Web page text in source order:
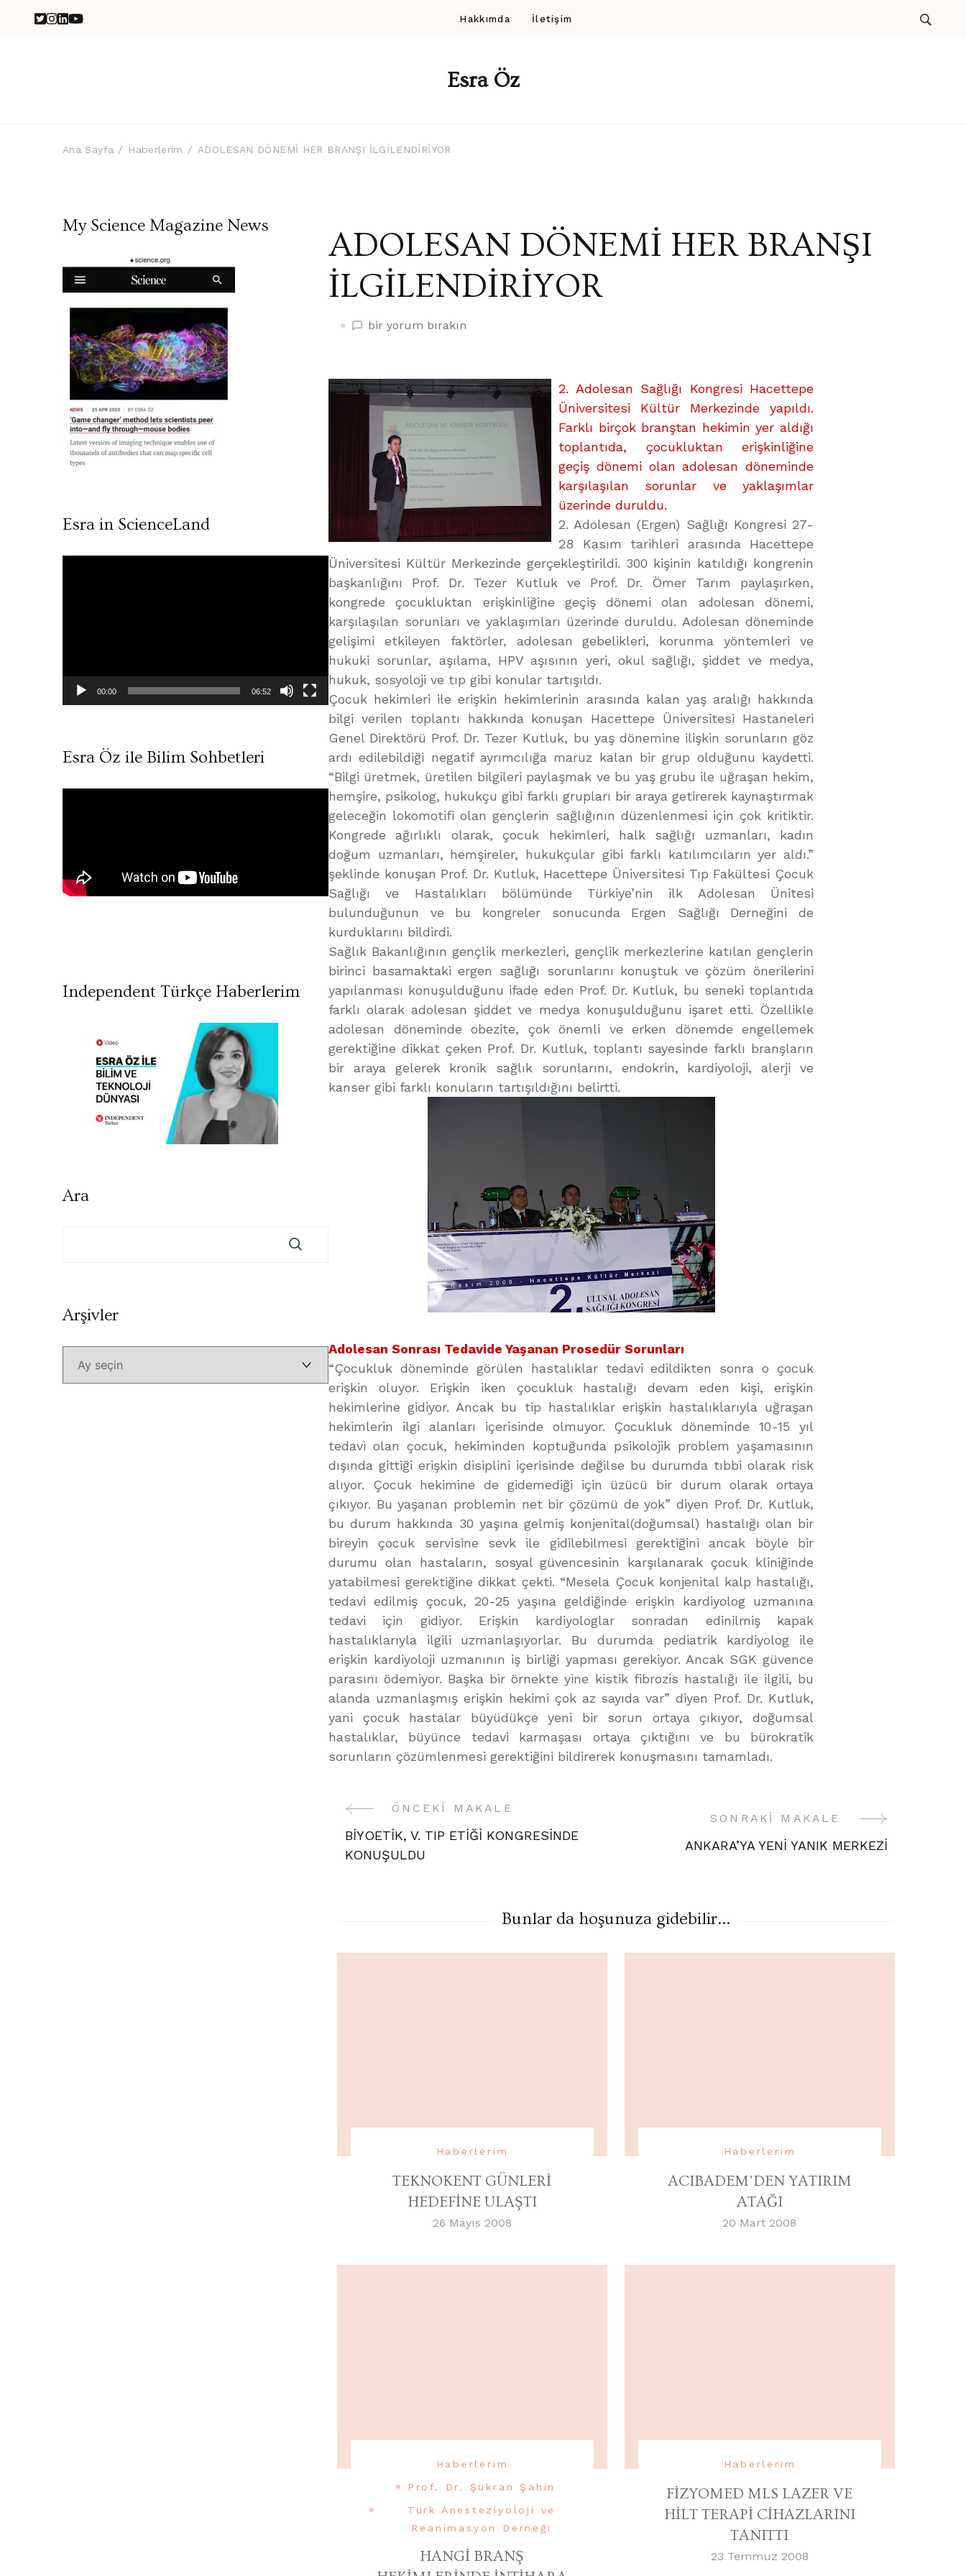
Hakkımda İletişim
Esra Öz
Ana Sayfa Haberlerim ADOLESAN DÖNEMİ HER BRANŞI İLGİLENDİRİYOR
ADOLESAN DÖNEMİ HER BRANŞI
İLGİLENDİRİYOR
ADOLESAN
BRANŞI
İLGİLENDİRİYOR
üzerine
bir yorum bırakın
2. Adolesan Sağlığı Kongresi Hacettepe
Üniversitesi Kültür Merkezinde yapıldı.
Farklı birçok branştan hekimin yer aldığı
toplantıda, çocukluktan erişkinliğine
geçiş dönemi olan adolesan döneminde
karşılaşılan sorunlar ve yaklaşımlar
üzerinde duruldu.
2. Adolesan (Ergen) Sağlığı Kongresi 27-
28 Kasım tarihleri arasında Hacettepe
Üniversitesi Kültür Merkezinde gerçekleştirildi. 300 kişinin katıldığı kongrenin
başkanlığını Prof. Dr. Tezer Kutluk ve Prof. Dr. Ömer Tarım paylaşırken,
kongrede çocukluktan erişkinliğine geçiş dönemi olan adolesan dönemi,
karşılaşılan sorunları ve yaklaşımları üzerinde duruldu. Adolesan döneminde
gelişimi etkileyen faktörler, adolesan gebelikleri, korunma yöntemleri ve
hukuki sorunlar, aşılama, HPV aşısının yeri, okul sağlığı, şiddet ve medya,
hukuk, sosyoloji ve tıp gibi konular tartışıldı.
Çocuk hekimleri ile erişkin hekimlerinin arasında kalan yaş aralığı hakkında
bilgi verilen toplantı hakkında konuşan Hacettepe Üniversitesi Hastaneleri
Genel Direktörü Prof. Dr. Tezer Kutluk, bu yaş dönemine ilişkin sorunların göz
ardı edilebildiği negatif ayrımcılığa maruz kalan bir grup olduğunu kaydetti.
“Bilgi üretmek, üretilen bilgileri paylaşmak ve bu yaş grubu ile uğraşan hekim,
hemşire, psikolog, hukukçu gibi farklı grupları bir araya getirerek kaynaştırmak
geleceğin lokomotifi olan gençlerin sağlığının düzenlenmesi için çok kritiktir.
Kongrede ağırlıklı olarak, çocuk hekimleri, halk sağlığı uzmanları, kadın
doğum uzmanları, hemşireler, hukukçular gibi farklı katılımcıların yer aldı.”
şeklinde konuşan Prof. Dr. Kutluk, Hacettepe Üniversitesi Tıp Fakültesi Çocuk
Sağlığı ve Hastalıkları bölümünde Türkiye’nin ilk Adolesan Ünitesi
bulunduğunun ve bu kongreler sonucunda Ergen Sağlığı Derneğini de
kurduklarını bildirdi.
Sağlık Bakanlığının gençlik merkezleri, gençlik merkezlerine katılan gençlerin
birinci basamaktaki ergen sağlığı sorunlarını konuştuk ve çözüm önerilerini
yapılanması konuşulduğunu ifade eden Prof. Dr. Kutluk, bu seneki toplantıda
farklı olarak adolesan şiddet ve medya konuşulduğunu işaret etti. Özellikle
adolesan döneminde obezite, çok önemli ve erken dönemde engellemek
gerektiğine dikkat çeken Prof. Dr. Kutluk, toplantı sayesinde farklı branşların
bir araya gelerek kronik sağlık sorunlarını, endokrin, kardiyoloji, alerji ve
kanser gibi farklı konuların tartışıldığını belirtti.
Adolesan Sonrası Tedavide Yaşanan Prosedür Sorunları
“Çocukluk döneminde görülen hastalıklar tedavi edildikten sonra o çocuk
erişkin oluyor. Erişkin iken çocukluk hastalığı devam eden kişi, erişkin
hekimlerine gidiyor. Ancak bu tip hastalıklar erişkin hastalıklarıyla uğraşan
hekimlerin ilgi alanları içerisinde olmuyor. Çocukluk döneminde 10-15 yıl
tedavi olan çocuk, hekiminden koptuğunda psikolojik problem yaşamasının
dışında gittiği erişkin disiplini içerisinde değilse bu durumda tıbbi olarak risk
alıyor. Çocuk hekimine de gidemediği için üzücü bir durum olarak ortaya
çıkıyor. Bu yaşanan problemin net bir çözümü de yok” diyen Prof. Dr. Kutluk,
bu durum hakkında 30 yaşına gelmiş konjenital(doğumsal) hastalığı olan bir
bireyin çocuk servisine sevk ile gidilebilmesi gerektiğini ancak böyle bir
durumu olan hastaların, sosyal güvencesinin karşılanarak çocuk kliniğinde
yatabilmesi gerektiğine dikkat çekti. “Mesela Çocuk konjenital kalp hastalığı,
tedavi edilmiş çocuk, 20-25 yaşına geldiğinde erişkin kardiyolog uzmanına
tedavi için gidiyor. Erişkin kardiyologlar sonradan edinilmiş kapak
hastalıklarıyla ilgili uzmanlaşıyorlar. Bu durumda pediatrik kardiyolog ile
erişkin kardiyoloji uzmanının iş birliği yapması gerekiyor. Ancak SGK güvence
parasını ödemiyor. Başka bir örnekte yine kistik fibrozis hastalığı ile ilgili, bu
alanda uzmanlaşmış erişkin hekimi çok az sayıda var” diyen Prof. Dr. Kutluk,
yani çocuk hastalar büyüdükçe yeni bir sorun ortaya çıkıyor, doğumsal
hastalıklar, büyünce tedavi karmaşası ortaya çıktığını ve bu bürokratik
sorunların çözümlenmesi gerektiğini bildirerek konuşmasını tamamladı.
Yazı
Gezinme
ÖNCEKI MAKALE
BİYOETİK, V. TIP ETİĞİ KONGRESİNDE
KONUŞULDU
SONRAKI MAKALE
ANKARA’YA YENİ YANIK MERKEZİ
Bunlar da hoşunuza gidebilir...
Haberlerim
TEKNOKENT GÜNLERİ
HEDEFİNE ULAŞTI
26 Mayıs 2008
Haberlerim
ACIBADEM’DEN YATIRIM
ATAĞI
20 Mart 2008
Haberlerim
Prof. Dr. Şükran Şahin
Türk Anesteziyoloji ve
Reanimasyon Derneği
HANGİ BRANŞ
Haberlerim
FİZYOMED MLS LAZER VE
HİLT TERAPİ CİHAZLARINI
TANITTI
23 Temmuz 2008
My Science Magazine News
Esra in ScienceLand
00:00 06:52
Esra Öz ile Bilim Sohbetleri
Independent Türkçe Haberlerim
Ara
ArşivlerArşivler